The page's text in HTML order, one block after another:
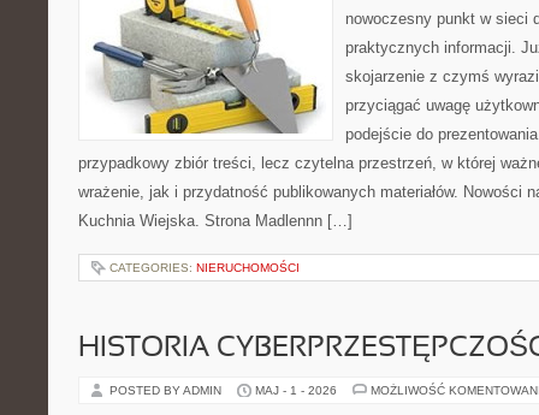
nowoczesny punkt w sieci
praktycznych informacji.
skojarzenie z czymś
przyciągać uwagę
podejście do
przypadkowy zbiór treści, lecz czytelna przestrzeń, w której
wrażenie, jak i przydatność publikowanych materiałów. Nowości
Kuchnia Wiejska. Strona Madlennn […]
CATEGORIES: NIERUCHOMOŚCI
HISTORIA
POSTED BY ADMIN MAJ - 1 - 2026 MOŻLIWOŚĆ